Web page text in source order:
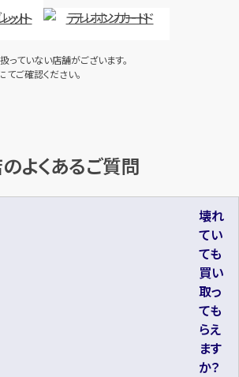
ット テレホンカード
ていない店舗がございます。
ご確認ください。
よくあるご質問
壊れ
てい
ても
買い
取っ
ても
らえ
ます
か？